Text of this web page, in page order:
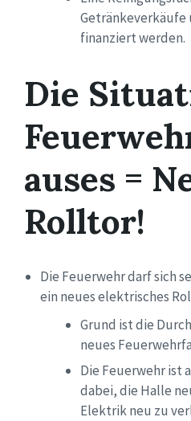
Getränkeverkäufe
finanziert werden.
Die
auses =
Rolltor!
Die Feuerwehr darf sich
ein neues elektrisches
Grund ist die
neues
Die Feuerwehr ist
dabei, die Halle
Elektrik neu zu